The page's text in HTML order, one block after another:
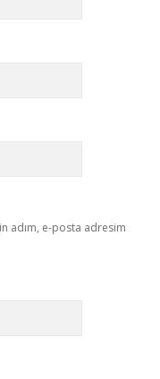
adım, e-posta adresim